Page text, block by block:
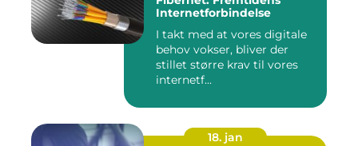
Internetforbindelse
I takt med at vores digitale
behov vokser, bliver der
stillet større krav til vores
internetf...
18. jan